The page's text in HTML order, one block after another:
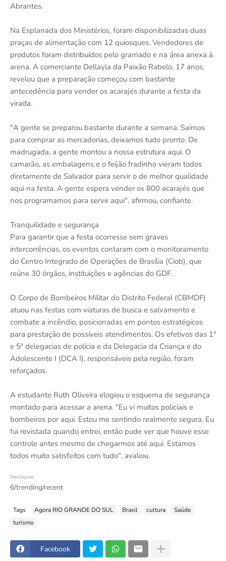
Abrantes.
Na Esplanada dos Ministérios, foram disponibilizadas duas
praças de alimentação com 12 quiosques. Vendedores de
produtos foram distribuídos pelo gramado e na área anexa à
arena. A comerciante Dellayla da Paixão Rabelo, 17 anos,
revelou que a preparação começou com bastante
antecedência para vender os acarajés durante a festa da
virada.
"A gente se preparou bastante durante a semana. Saímos
para comprar as mercadorias, deixamos tudo pronto. De
madrugada, a gente montou a nossa estrutura aqui. O
camarão, as embalagens e o feijão fradinho vieram todos
diretamente de Salvador para servir o de melhor qualidade
aqui na festa. A gente espera vender os 800 acarajés que
nos programamos para servir aqui", afirmou, confiante.
Tranquilidade e segurança
Para garantir que a festa ocorresse sem graves
intercorrências, os eventos contaram com o monitoramento
do Centro Integrado de Operações de Brasília (Ciob), que
reúne 30 órgãos, instituições e agências do GDF.
O Corpo de Bombeiros Militar do Distrito Federal (CBMDF)
atuou nas festas com viaturas de busca e salvamento e
combate a incêndio, posicionadas em pontos estratégicos
para prestação de possíveis atendimentos. Os efetivos das 1ª
e 5ª delegacias de polícia e da Delegacia da Criança e do
Adolescente I (DCA I), responsáveis pela região, foram
reforçados.
A estudante Ruth Oliveira elogiou o esquema de segurança
montado para acessar a arena. "Eu vi muitos policiais e
bombeiros por aqui. Estou me sentindo realmente segura. Eu
fui revistada quando entrei, então pude ver que houve esse
controle antes mesmo de chegarmos até aqui. Estamos
todos muito satisfeitos com tudo", avaliou.
Destaques
6/trending/recent
Tags Agora RIO GRANDE DO SUL Brasil cultura
Saúde
turismo
Facebook